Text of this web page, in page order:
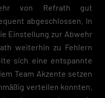
von Refrath gut
abgeschlossen. In
Einstellung zur Abwehr
weiterhin zu Fehlern
sich eine entspannte
Team Akzente setzen
verteilen konnten.